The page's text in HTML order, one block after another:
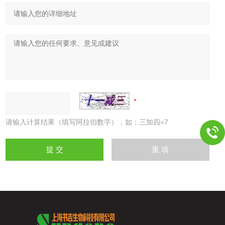
请输入计算结果（填写阿拉伯数字），如：三加四=7